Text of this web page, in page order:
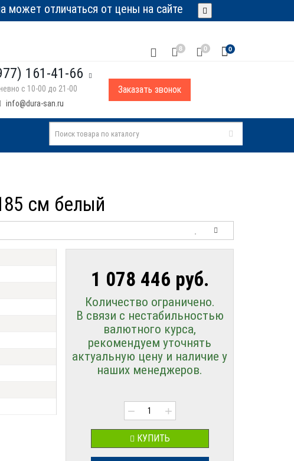
отличаться от цены на сайте
8 0 0
161-41-66
с 10-00 до 21-00
info@dura-san.ru
Заказать звонок
см белый
1 078 446 руб.
Количество ограничено.
В связи с нестабильностью
валютного курса,
рекомендуем уточнять
актуальную цену и наличие у
наших менеджеров.
− +
КУПИТЬ